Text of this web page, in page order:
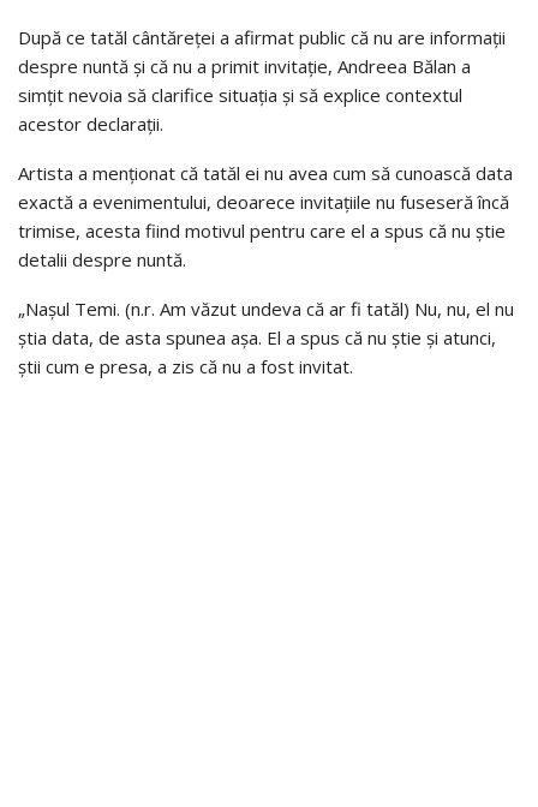
După ce tatăl cântăreței a afirmat public că nu are informații
despre nuntă și că nu a primit invitație, Andreea Bălan a
simțit nevoia să clarifice situația și să explice contextul
acestor declarații.
Artista a menționat că tatăl ei nu avea cum să cunoască data
exactă a evenimentului, deoarece invitațiile nu fuseseră încă
trimise, acesta fiind motivul pentru care el a spus că nu știe
detalii despre nuntă.
„Nașul Temi. (n.r. Am văzut undeva că ar fi tatăl) Nu, nu, el nu
știa data, de asta spunea așa. El a spus că nu știe și atunci,
știi cum e presa, a zis că nu a fost invitat.